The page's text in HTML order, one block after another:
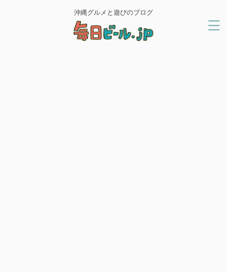
沖縄グルメと遊びのブログ